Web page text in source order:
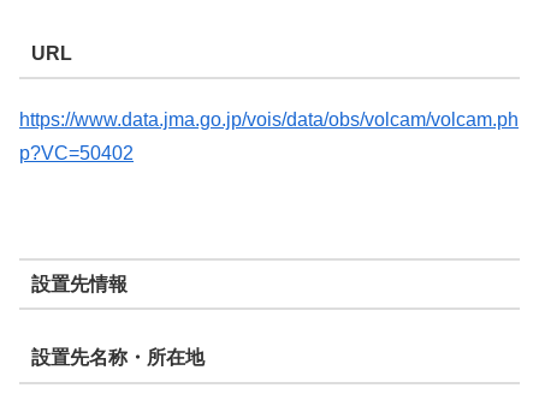
URL
https://www.data.jma.go.jp/vois/data/obs/volcam/volcam.ph
p?VC=50402
設置先情報
設置先名称・所在地